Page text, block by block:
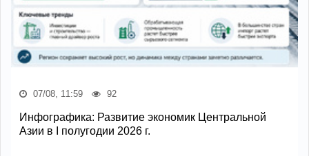
07/08, 11:59 92
Инфографика: Развитие экономик Центральной
Азии в I полугодии 2026 г.